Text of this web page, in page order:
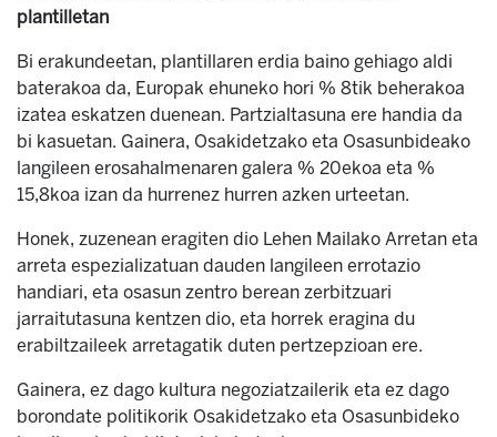
plantilletan
Bi erakundeetan, plantillaren erdia baino gehiago aldi
baterakoa da, Europak ehuneko hori % 8tik beherakoa
izatea eskatzen duenean. Partzialtasuna ere handia da
bi kasuetan. Gainera, Osakidetzako eta Osasunbideako
langileen erosahalmenaren galera % 20ekoa eta %
15,8koa izan da hurrenez hurren azken urteetan.
Honek, zuzenean eragiten dio Lehen Mailako Arretan eta
arreta espezializatuan dauden langileen errotazio
handiari, eta osasun zentro berean zerbitzuari
jarraitutasuna kentzen dio, eta horrek eragina du
erabiltzaileek arretagatik duten pertzepzioan ere.
Gainera, ez dago kultura negoziatzailerik eta ez dago
borondate politikorik Osakidetzako eta Osasunbideko